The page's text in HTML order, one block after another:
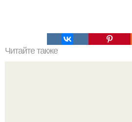
Читайте также